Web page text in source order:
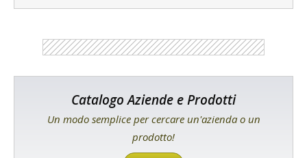
Catalogo Aziende e Prodotti
Un modo semplice per cercare un'azienda o un
prodotto!